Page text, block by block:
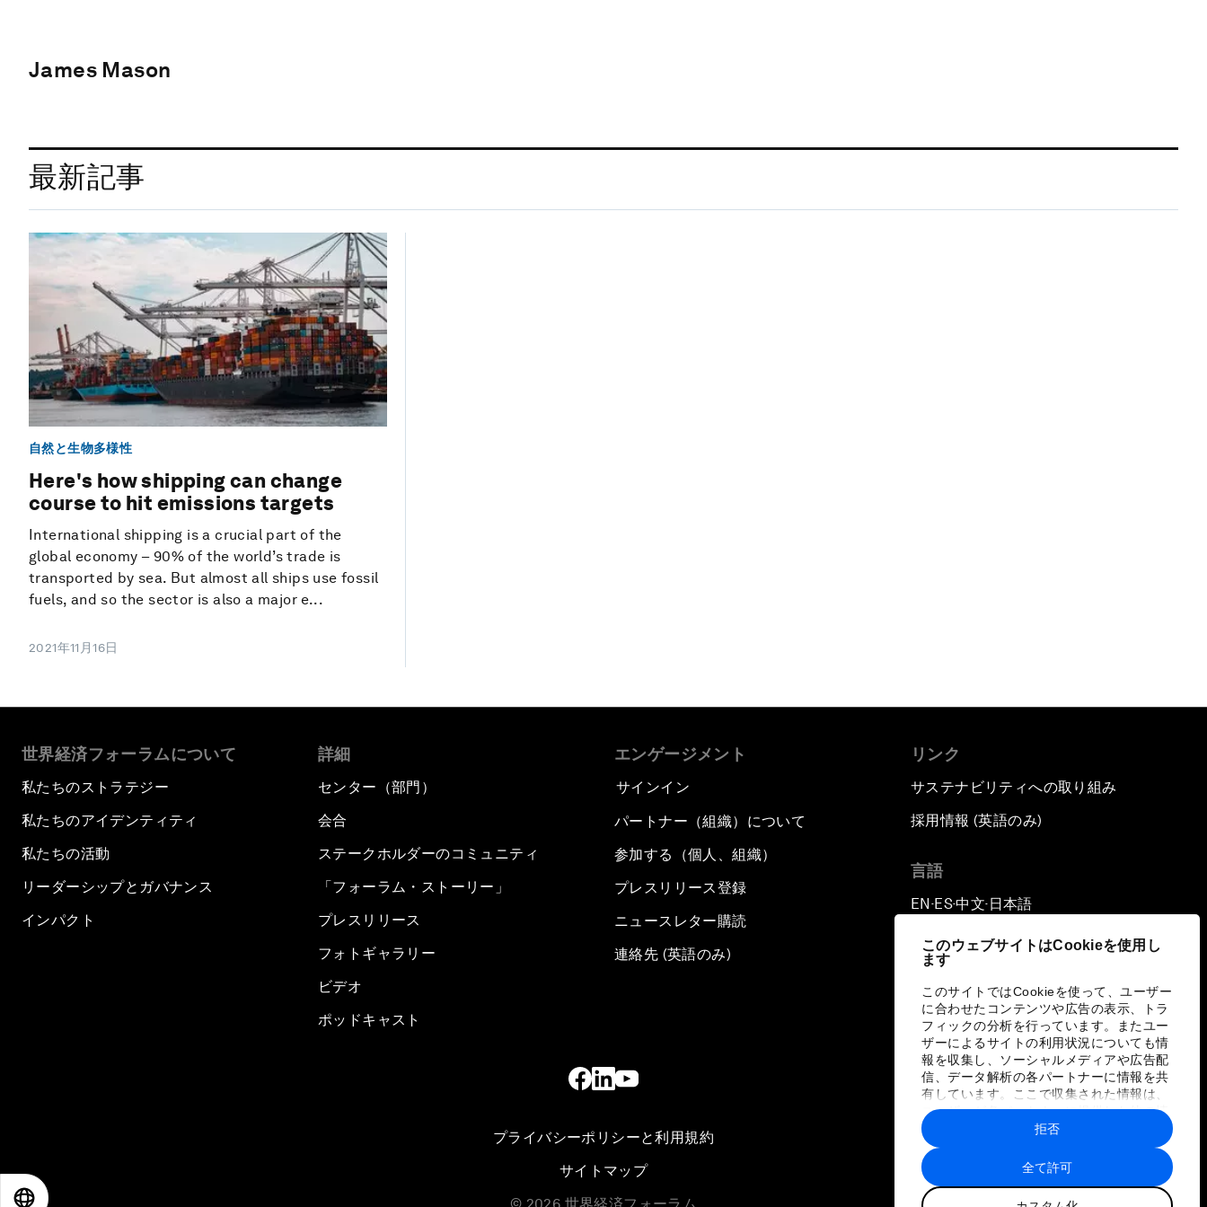
このウェブサイトはCookieを使用し
ます
このサイトではCookieを使って、ユーザー
に合わせたコンテンツや広告の表示、トラ
フィックの分析を行っています。またユー
ザーによるサイトの利用状況についても情
報を収集し、ソーシャルメディアや広告配
信、データ解析の各パートナーに情報を共
有しています。ここで収集された情報は、
ユーザーが各パートナーに提供した他の情
報や各パートナーのサービスを使用した際
に収集された情報と組み合わされ、各パー
トナーによって使用されることがありま
す。
全て許可
拒否
James Mason
最新記事
自然と生物多様性
Here's how shipping can change
course to hit emissions targets
International shipping is a crucial part of the
global economy – 90% of the world’s trade is
transported by sea. But almost all ships use fossil
fuels, and so the sector is also a major e...
2021年11月16日
世界経済フォーラムについて
私たちのストラテジー
私たちのアイデンティティ
私たちの活動
リーダーシップとガバナンス
インパクト
詳細
センター（部門）
会合
ステークホルダーのコミュニティ
「フォーラム・ストーリー」
プレスリリース
フォトギャラリー
ビデオ
ポッドキャスト
エンゲージメント
サインイン
パートナー（組織）について
参加する（個人、組織）
プレスリリース登録
ニュースレター購読
連絡先 (英語のみ)
リンク
サステナビリティへの取り組み
採用情報 (英語のみ)
言語
EN ▪ ES▪中文▪ 日本語
プライバシーポリシーと利用規約
サイトマップ